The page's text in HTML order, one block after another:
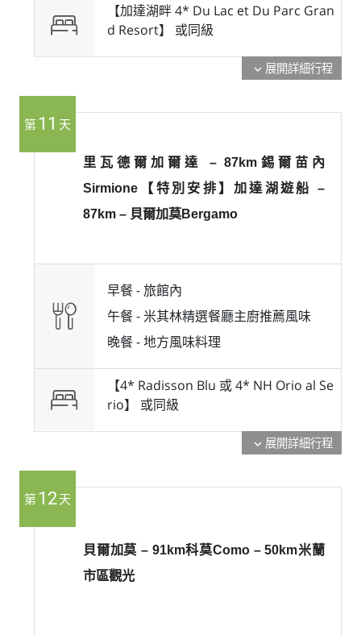
【加達湖畔 4* Du Lac et Du Parc Gran
d Resort】 或同級
expand_more 展開詳細行程
第11 天
里瓦德爾加爾達 – 87km錫爾苗內
Sirmione【特別安排】加達湖遊船 –
87km – 貝爾加莫Bergamo
早餐 -旅館內
午餐 - 米其林精選餐廳主廚推薦風味
晚餐 -地方風味料理
【4* Radisson Blu 或 4* NH Orio al Se
rio】 或同級
expand_more 展開詳細行程
第12天
貝爾加莫 – 91km科莫Como – 50km米蘭
市區觀光